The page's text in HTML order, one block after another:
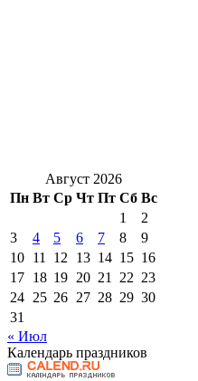
Август 2026
Пн Вт Ср Чт Пт Сб Вс
1
2
3
4 5 6 7 8
9
10 11 12 13 14 15 16
17 18 19 20 21 22 23
24 25 26 27 28 29 30
31
« Июл
Календарь праздников